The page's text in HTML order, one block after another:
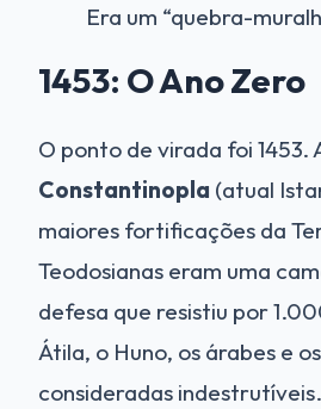
Era um “quebra-
1453: O Ano Zero
O ponto de virada foi 1453.
Constantinopla (atual
maiores fortificações da
Teodosianas eram uma
defesa que resistiu por
Átila, o Huno, os árabes e
consideradas indestrutíveis.